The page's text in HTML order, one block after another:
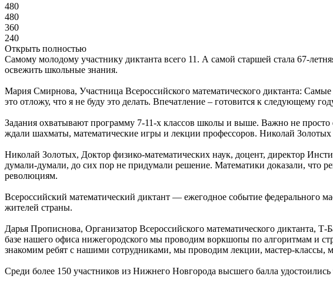
480
480
360
240
Открыть полностью
Самому молодому участнику диктанта всего 11. А самой старшей стала 67-
освежить школьные знания.
Мария Смирнова, Участница Всероссийского математического диктанта:
это отложу, что я не буду это делать. Впечатление – готовится к следующему
Задания охватывают программу 7-11-х классов школы и выше. Важно не просто
ждали шахматы, математические игры и лекции профессоров. Николай Золотых
Николай Золотых, Доктор физико-математических наук, доцент, директор
думали-думали, до сих пор не придумали решение. Математики доказали, что
революциям.
Всероссийский математический диктант — ежегодное событие федерального
жителей страны.
Дарья Прописнова, Организатор Всероссийского математического
базе нашего офиса нижегородского мы проводим воркшопы по алгоритмам и
знакомим ребят с нашими сотрудниками, мы проводим лекции, мастер-классы,
Среди более 150 участников из Нижнего Новгорода высшего балла